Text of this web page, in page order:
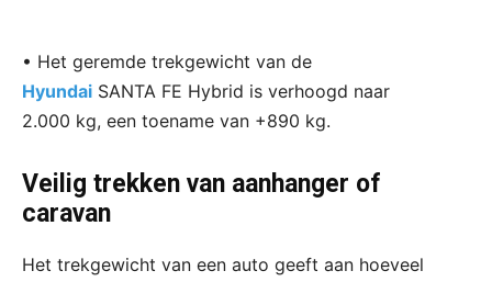
• Het geremde trekgewicht van de
Hyundai SANTA FE Hybrid is verhoogd naar
2.000 kg, een toename van +890 kg.
Veilig trekken van aanhanger of
caravan
Het trekgewicht van een auto geeft aan hoeveel